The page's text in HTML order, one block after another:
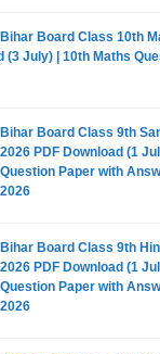
Bihar Board Class 10th
(3 July) | 10th Maths
Bihar Board Class 9th
2026 PDF Download (1
Question Paper with
2026
Bihar Board Class 9th
2026 PDF Download (1
Question Paper with
2026